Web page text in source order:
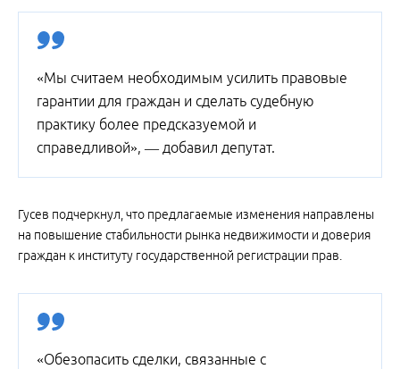
«Мы считаем необходимым усилить правовые
гарантии для граждан и сделать судебную
практику более предсказуемой и
справедливой», — добавил депутат.
Гусев подчеркнул, что предлагаемые изменения направлены
на повышение стабильности рынка недвижимости и доверия
граждан к институту государственной регистрации прав.
«Обезопасить сделки, связанные с